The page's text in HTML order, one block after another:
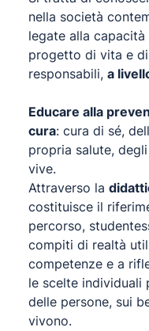
nella società
legate alla
progetto di vita e
responsabili, a
Educare alla
cura: cura di sé,
propria salute,
vive.
Attraverso la
costituisce il
percorso,
compiti di realtà
competenze e a
le scelte individuali
delle persone, sui
vivono.